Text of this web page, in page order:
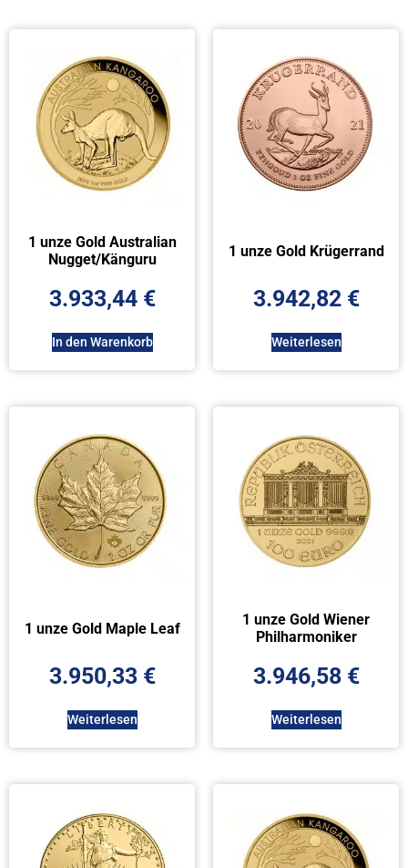
1 unze Gold Australian
Nugget/Känguru
3.933,44 €
In den Warenkorb
1 unze Gold Krügerrand
3.942,82 €
Weiterlesen
1 unze Gold Maple Leaf
3.950,33 €
Weiterlesen
1 unze Gold Wiener
Philharmoniker
3.946,58 €
Weiterlesen